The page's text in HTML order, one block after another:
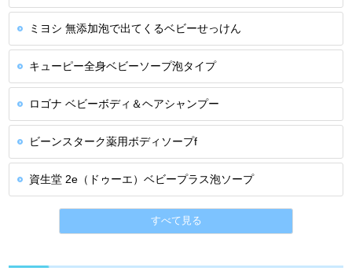
ミヨシ 無添加泡で出てくるベビーせっけん
キューピー全身ベビーソープ泡タイプ
ロゴナ ベビーボディ＆ヘアシャンプー
ビーンスターク薬用ボディソープf
資生堂 2e（ドゥーエ）ベビープラス泡ソープ
すべて見る